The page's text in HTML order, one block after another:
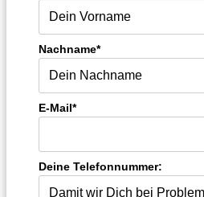
Nachname*
E-Mail*
Deine Telefonnummer: